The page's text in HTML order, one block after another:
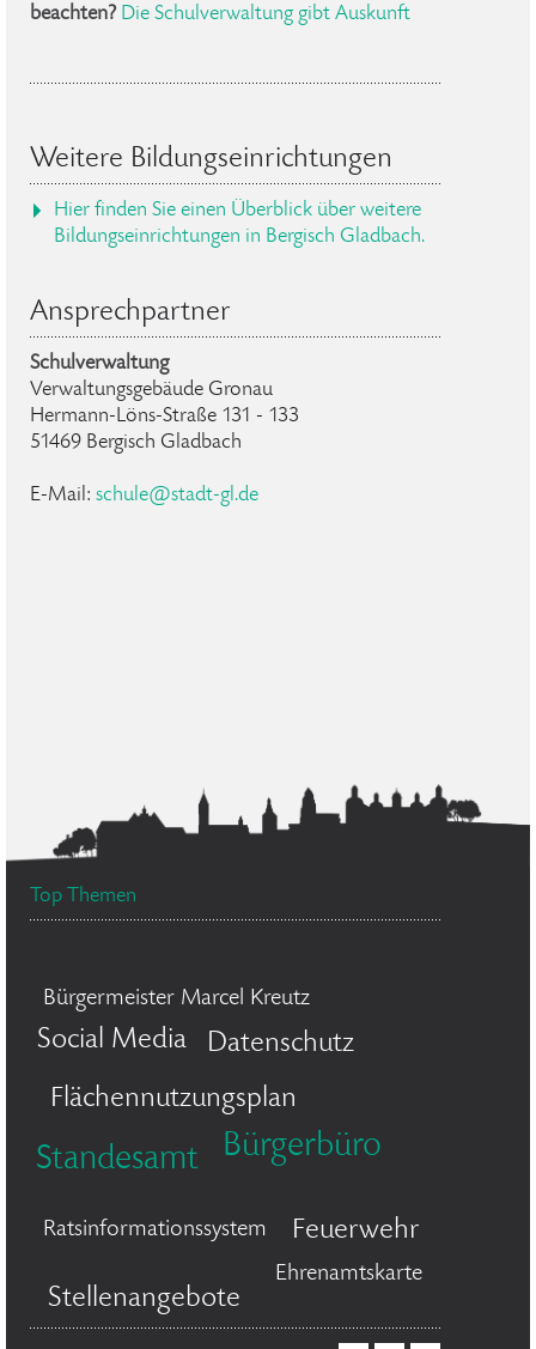
beachten? Die Schulverwaltung gibt Auskunft
Weitere Bildungseinrichtungen
Hier finden Sie einen Überblick über weitere
Bildungseinrichtungen in Bergisch Gladbach.
Ansprechpartner
Schulverwaltung
Verwaltungsgebäude Gronau
Hermann-Löns-Straße 131 - 133
51469 Bergisch Gladbach
E-Mail: schule@stadt-gl.de
Top Themen
Bürgermeister Marcel Kreutz
Social Media
Datenschutz
Flächennutzungsplan
Standesamt Bürgerbüro
Ratsinformationssystem Feuerwehr
Stellenangebote
Ehrenamtskarte